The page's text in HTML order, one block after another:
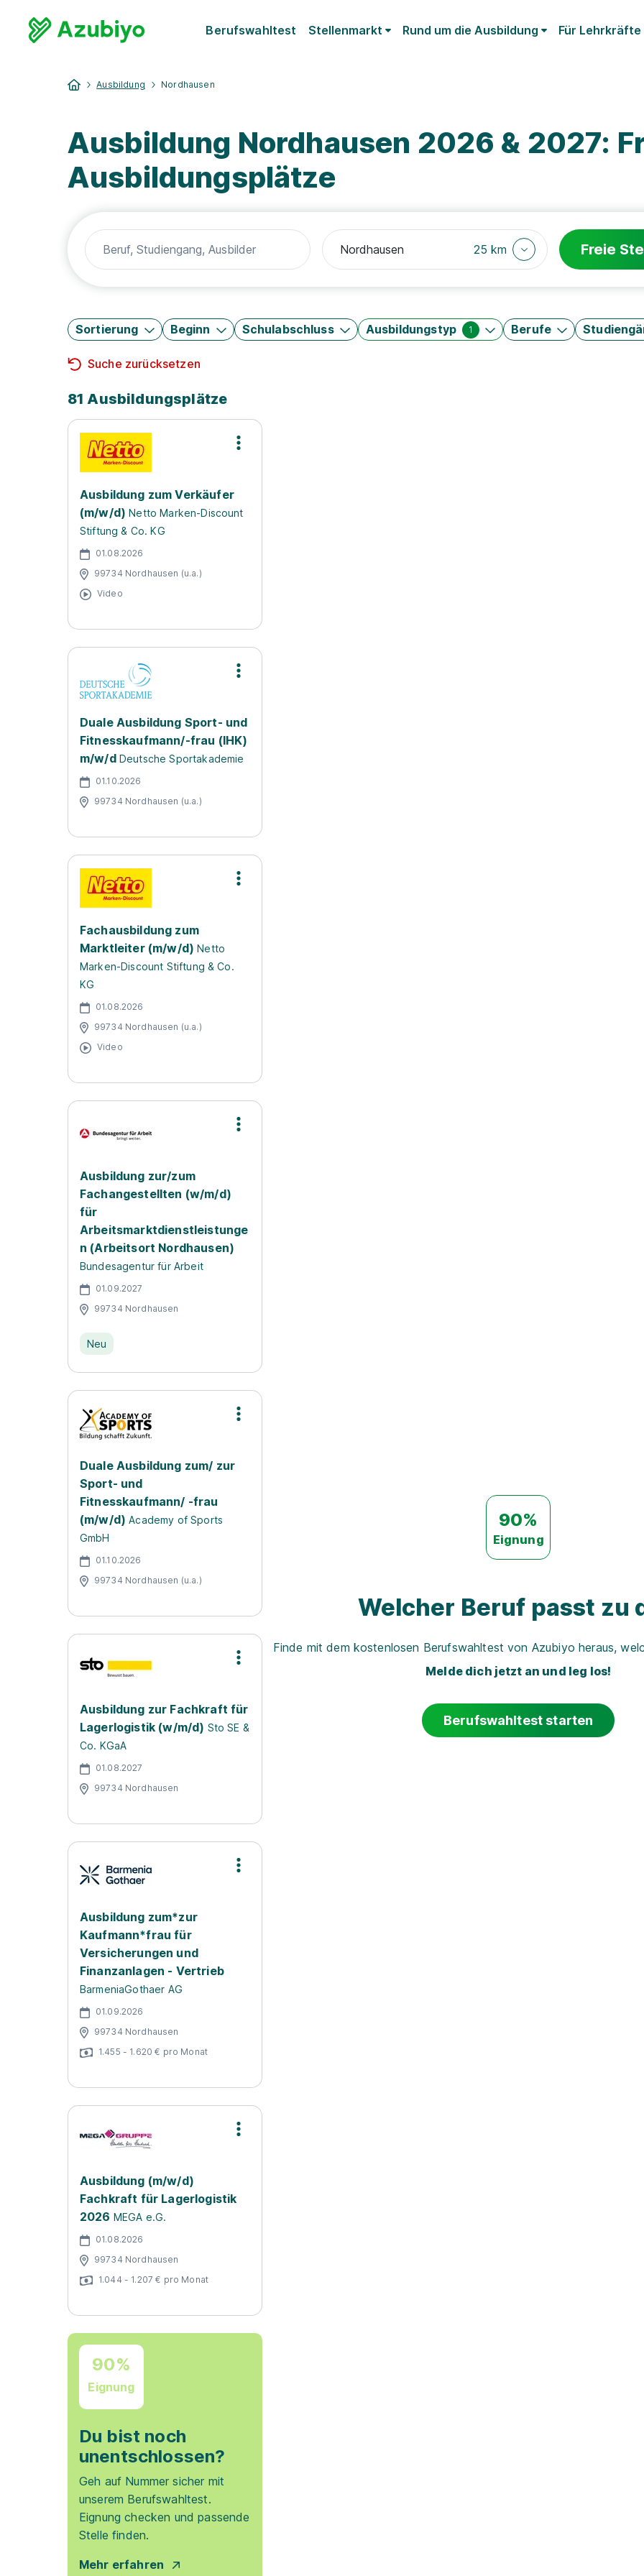
Berufswahltest Stellenmarkt Rund um die Ausbildung Für Lehrkräfte
Ausbildung Nordhausen
Ausbildung Nordhausen 2026 & 2027:
Ausbildungsplätze
25 km Freie
Sortierung Beginn Schulabschluss Ausbildungstyp 1 Berufe
Suche zurücksetzen
81 Ausbildungsplätze
Ausbildung zum Verkäufer
(m/w/d) Netto Marken-Discount
Stiftung & Co. KG
01.08.2026
99734 Nordhausen (u.a.)
Video
Duale Ausbildung Sport- und
Fitnesskaufmann/-frau (IHK)
m/w/d Deutsche Sportakademie
01.10.2026
99734 Nordhausen (u.a.)
Fachausbildung zum
Marktleiter (m/w/d) Netto
Marken-Discount Stiftung & Co.
KG
01.08.2026
99734 Nordhausen (u.a.)
Video
Ausbildung zur/zum
Fachangestellten (w/m/d)
für
Arbeitsmarktdienstleistunge
n (Arbeitsort Nordhausen)
Bundesagentur für Arbeit
01.09.2027
99734 Nordhausen
Neu
Duale Ausbildung zum/ zur
Sport- und
Fitnesskaufmann/ -frau
(m/w/d) Academy of Sports
GmbH
01.10.2026
99734 Nordhausen (u.a.)
Ausbildung zur Fachkraft für
Lagerlogistik (w/m/d) Sto SE &
Co. KGaA
01.08.2027
99734 Nordhausen
Ausbildung zum*zur
Kaufmann*frau für
Versicherungen und
Finanzanlagen - Vertrieb
BarmeniaGothaer AG
01.09.2026
99734 Nordhausen
1.455 - 1.620 € pro Monat
Ausbildung (m/w/d)
Fachkraft für Lagerlogistik
2026 MEGA e.G.
01.08.2026
99734 Nordhausen
1.044 - 1.207 € pro Monat
90%
Eignung
Du bist noch
unentschlossen?
Geh auf Nummer sicher mit
unserem Berufswahltest.
Eignung checken und passende
Stelle finden.
Mehr erfahren
90%
Eignung
Welcher Beruf passt zu
Finde mit dem kostenlosen Berufswahltest von Azubiyo heraus,
Melde dich jetzt an und leg los!
Berufswahltest starten